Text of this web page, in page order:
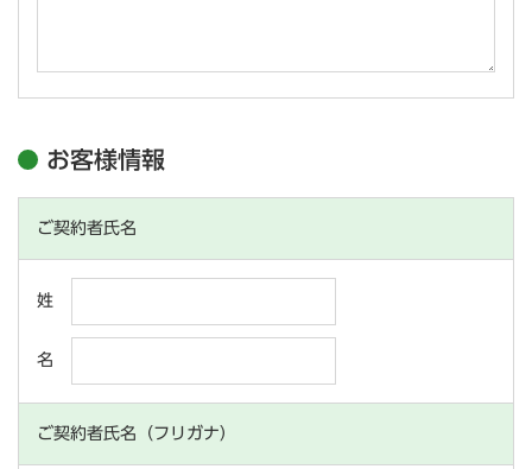
お客様情報
ご契約者氏名
姓
名
ご契約者氏名（フリガナ）